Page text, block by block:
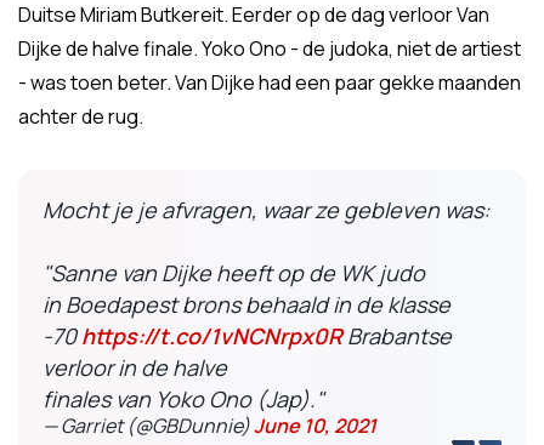
Duitse Miriam Butkereit. Eerder op de dag verloor Van
Dijke de halve finale. Yoko Ono - de judoka, niet de artiest
- was toen beter. Van Dijke had een paar gekke maanden
achter de rug.
Mocht je je afvragen, waar ze gebleven was:
"Sanne van Dijke heeft op de WK judo
in Boedapest brons behaald in de klasse
-70https://t.co/1vNCNrpx0RBrabantse
verloor in de halve
finales van Yoko Ono (Jap)."
— Garriet (@GBDunnie)June 10, 2021